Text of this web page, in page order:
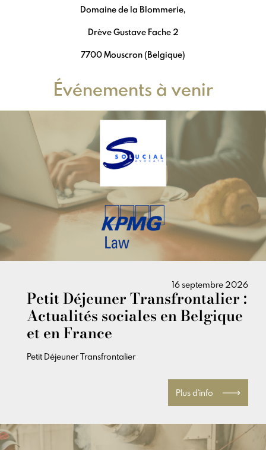
Domaine de la Blommerie,
Drève Gustave Fache 2
7700 Mouscron (Belgique)
Événements à venir
16 septembre 2026
Petit Déjeuner Transfrontalier :
Actualités sociales en Belgique
et en France
Petit Déjeuner Transfrontalier
Plus d'info